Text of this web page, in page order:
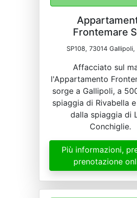
Frontemare
SP108, 73014 Gallipoli,
Affacciato sul
l'Appartamento
sorge a Gallipoli, a
spiaggia di Rivabella
dalla spiaggia di
Conchiglie.
Più informazioni,
prenotazione